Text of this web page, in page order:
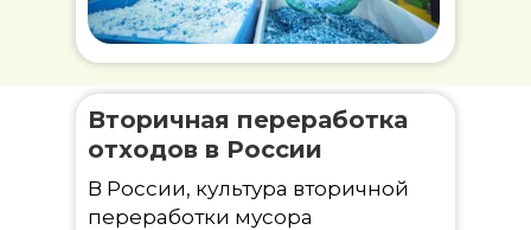
Вторичная переработка
отходов в России
В России, культура вторичной
переработки мусора